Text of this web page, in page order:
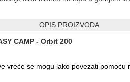
OPIS PROIZVODA
CAMP - Orbit 200
vreće se mogu lako povezati pomoću